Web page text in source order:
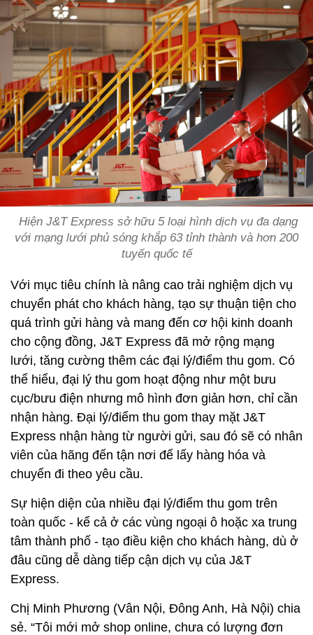
Hiện J&T Express sở hữu 5 loại hình dịch vụ đa dạng
với mạng lưới phủ sóng khắp 63 tỉnh thành và hơn 200
tuyến quốc tế
Với mục tiêu chính là nâng cao trải nghiệm dịch vụ
chuyển phát cho khách hàng, tạo sự thuận tiện cho
quá trình gửi hàng và mang đến cơ hội kinh doanh
cho cộng đồng, J&T Express đã mở rộng mạng
lưới, tăng cường thêm các đại lý/điểm thu gom. Có
thể hiểu, đại lý thu gom hoạt động như một bưu
cục/bưu điện nhưng mô hình đơn giản hơn, chỉ cần
nhận hàng. Đại lý/điểm thu gom thay mặt J&T
Express nhận hàng từ người gửi, sau đó sẽ có nhân
viên của hãng đến tận nơi để lấy hàng hóa và
chuyển đi theo yêu cầu.
Sự hiện diện của nhiều đại lý/điểm thu gom trên
toàn quốc - kể cả ở các vùng ngoại ô hoặc xa trung
tâm thành phố - tạo điều kiện cho khách hàng, dù ở
đâu cũng dễ dàng tiếp cận dịch vụ của J&T
Express.
Chị Minh Phương (Vân Nội, Đông Anh, Hà Nội) chia
sẻ. “Tôi mới mở shop online, chưa có lượng đơn